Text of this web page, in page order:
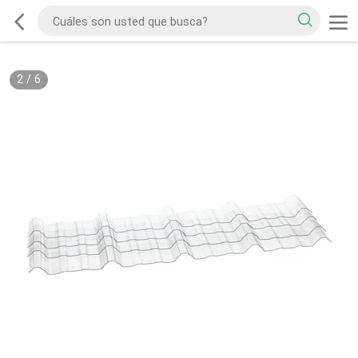
2/ 6